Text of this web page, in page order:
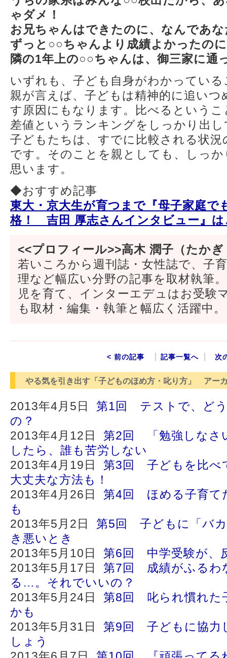
ゃダメ！
お兄ちゃんはできたのに、なんであ
ずっと○○ちゃんより成績よかったの
隣の1年上の○○ちゃんは、御三家に通
いずれも、子ども自身がわかってい
親が言えば、子どもは精神的に追い
す原因にもなります。比べるという
差値というランキングをしっかり出
子どもたちは、すでに比較される状
です。そのことを親としても、しっ
思います。
◆おすすめ記事
東大・京大生が育つまで『母子家庭
格！ 吉田 厚志さんインタビュー』は
<<プロフィール>>高木 潤子（たか
若いころから週刊誌・女性誌で、子
理など幅広い分野の記事を取材執筆
児を育て、インターエデュはお受験
も取材・編集・執筆と幅広く活躍中。
< 前の記事 記事一覧へ 次
やる気を引き出す「子どものほめ方・叱り方」 アー
2013年4月5日 第1回 テストで、ど
の？
2013年4月12日 第2回 「勉強しなさ
したら、誰も苦労しない
2013年4月19日 第3回 子どもを比べ
大丈夫な方法も！
2013年4月26日 第4回 ほめる子育て
も
2013年5月2日 第5回 子どもに「バ
き悪いとき
2013年5月10日 第6回 中学受験が、
2013年5月17日 第7回 成績がふるわ
る…。それでいいの？
2013年5月24日 第8回 叱られ慣れた
かも
2013年5月31日 第9回 子どもに協力
しょう